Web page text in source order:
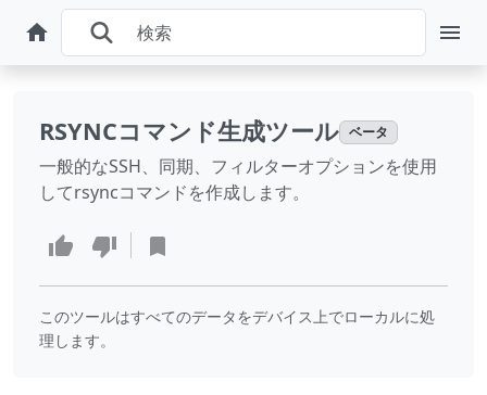
RSYNCコマンド生成ツール ベータ
一般的なSSH、同期、フィルターオプションを使用
してrsyncコマンドを作成します。
このツールはすべてのデータをデバイス上でローカルに処
理します。